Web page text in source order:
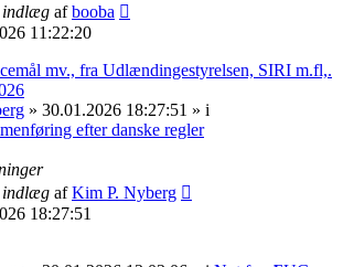
indlæg afbooba
11:22:20
mv., fra Udlændingestyrelsen, SIRI m.fl,.
» 30.01.2026 18:27:51 » i
efter danske regler
indlæg afKim P. Nyberg
18:27:51